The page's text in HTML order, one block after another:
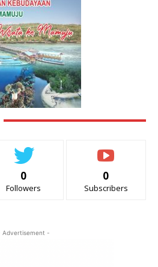
0
Followers
0
Subscribers
Advertisement -